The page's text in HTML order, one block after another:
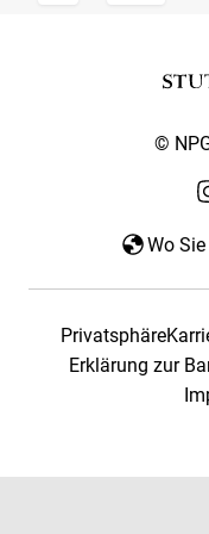
©
Wo
Privatsphäre
Erklärung zur